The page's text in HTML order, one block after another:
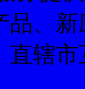
品、
直辖